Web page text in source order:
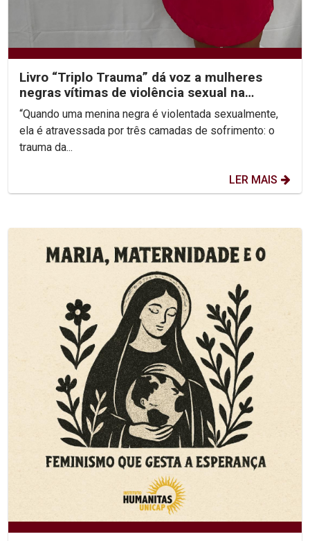
Livro “Triplo Trauma” dá voz a mulheres
negras vítimas de violência sexual na
infância
“Quando uma menina negra é violentada sexualmente,
ela é atravessada por três camadas de sofrimento: o
trauma da...
LER MAIS